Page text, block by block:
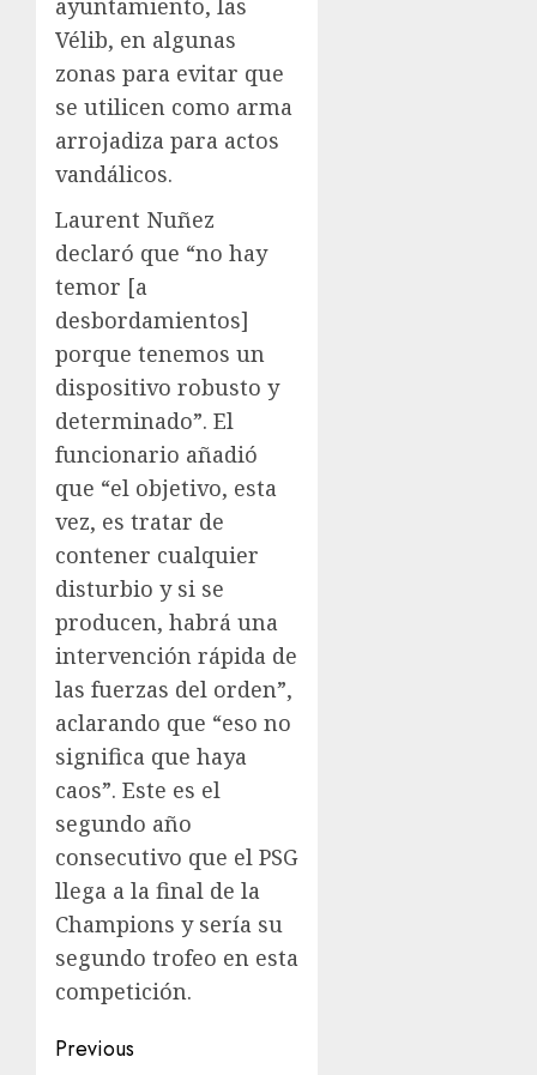
ayuntamiento, las
Vélib, en algunas
zonas para evitar que
se utilicen como arma
arrojadiza para actos
vandálicos.
Laurent Nuñez
declaró que “no hay
temor [a
desbordamientos]
porque tenemos un
dispositivo robusto y
determinado”. El
funcionario añadió
que “el objetivo, esta
vez, es tratar de
contener cualquier
disturbio y si se
producen, habrá una
intervención rápida de
las fuerzas del orden”,
aclarando que “eso no
significa que haya
caos”. Este es el
segundo año
consecutivo que el PSG
llega a la final de la
Champions y sería su
segundo trofeo en esta
competición.
Previous